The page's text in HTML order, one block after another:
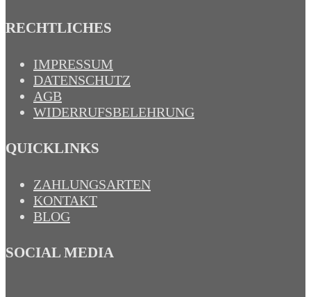
RECHTLICHES
IMPRESSUM
DATENSCHUTZ
AGB
WIDERRUFSBELEHRUNG
QUICKLINKS
ZAHLUNGSARTEN
KONTAKT
BLOG
SOCIAL MEDIA